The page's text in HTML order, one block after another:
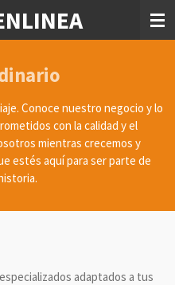
Conoce nuestro negocio y lo
con la calidad y el
mientras crecemos y
estés aquí para ser parte de
adaptados a tus